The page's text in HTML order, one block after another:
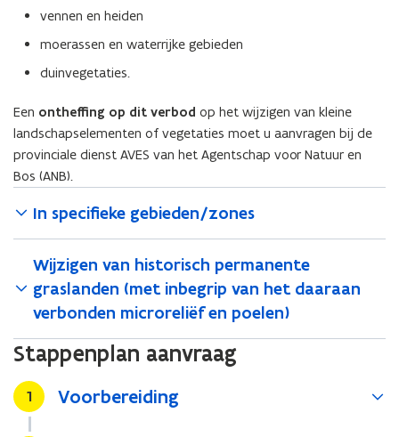
vennen en heiden
moerassen en waterrijke gebieden
duinvegetaties.
Een ontheffing op dit verbod op het wijzigen van kleine
landschapselementen of vegetaties moet u aanvragen bij de
provinciale dienst AVES van het Agentschap voor Natuur en
Bos (ANB).
In specifieke gebieden/zones
Wijzigen van historisch permanente
graslanden (met inbegrip van het daaraan
verbonden microreliëf en poelen)
Stappenplan aanvraag
Stap
1 Voorbereiding